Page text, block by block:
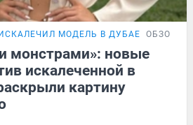
МОДЕЛЬ В ДУБАЕ ОБЗОР
монстрами»: новые
искалеченной в
картину